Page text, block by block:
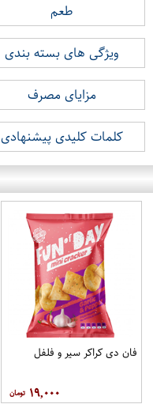
طعم
ویژگی های بسته بندی
مزایای مصرف
کلمات کلیدی پیشنهادی
فان دی کراکر سیر و فلفل
۱۹,۰۰۰